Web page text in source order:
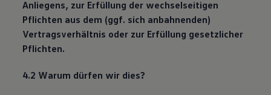
Anliegens, zur Erfüllung der wechselseitigen
Pflichten aus dem (ggf. sich anbahnenden)
Vertragsverhältnis oder zur Erfüllung gesetzlicher
Pflichten.
4.2 Warum dürfen wir dies?